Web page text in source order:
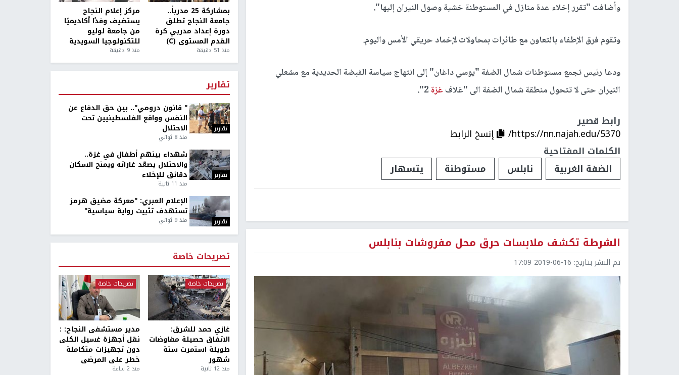
وأضافت "تقرر إخلاء عدة منازل في المستوطنة خشية وصول النيران إليها".
وتقوم فرق الإطفاء بالتعاون مع طائرات بمحاولات لإخماد حريقي الأمس واليوم.
ودعا رئيس تجمع مستوطنات شمال الضفة "يوسي داغان" إلى انتهاج سياسة القبضة الحديدية مع مشعلي
النيران حتى لا تتحول منطقة شمال الضفة الى "غلاف غزة
رابط قصير
https://nn.najah.edu/5370/
إنسخ الرابط
الكلمات المفتاحية
الضفة الغربية
نابلس مستوطنة يتسهار
الشرطة تكشف ملابسات حرق محل مفروشات بنابلس
تم النشر بتاريخ: 2019-06-16 17:09
بمشاركة 25 مدرباً..
جامعة النجاح تطلق
دورة إعداد مدربي كرة
القدم المستوى (C)
منذ 51 دقيقة
مركز إعلام النجاح
يستضيف وفدًا أكاديميًا
من جامعة لوليو
للتكنولوجيا السويدية
منذ 9 دقيقة
تقارير
تقارير
" قانون درومي".. بين حق الدفاع عن
النفس وواقع الفلسطينيين تحت
الاحتلال
منذ 8 ثواني
تقارير
شهداء بينهم أطفال في غزة..
والاحتلال يصعّد غاراته ويمنح السكان
دقائق للإخلاء
منذ 11 ثانية
تقارير
الإعلام العبري: "معركة مضيق هرمز
تستهدف تثبيت رواية سياسية"
منذ 9 ثواني
تصريحات خاصة
تصريحات خاصة
غازي حمد للشرق:
الاتفاق حصيلة مفاوضات
طويلة استمرت ستة
شهور
منذ 12 ثانية
تصريحات خاصة
مدير مستشفى النجاح: :
نقل أجهزة غسيل الكلى
دون تجهيزات متكاملة
خطر على المرضى
منذ 2 ساعة